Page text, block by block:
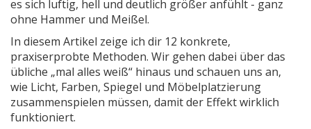
es sich luftig, hell und deutlich größer anfühlt - ganz
ohne Hammer und Meißel.
In diesem Artikel zeige ich dir 12 konkrete,
praxiserprobte Methoden. Wir gehen dabei über das
übliche „mal alles weiß“ hinaus und schauen uns an,
wie Licht, Farben, Spiegel und Möbelplatzierung
zusammenspielen müssen, damit der Effekt wirklich
funktioniert.